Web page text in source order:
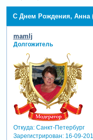
С Днем Рождения, Анна
mamlj
Долгожитель
Откуда:Санкт-Петербург
Зарегистрирован: 16-09-